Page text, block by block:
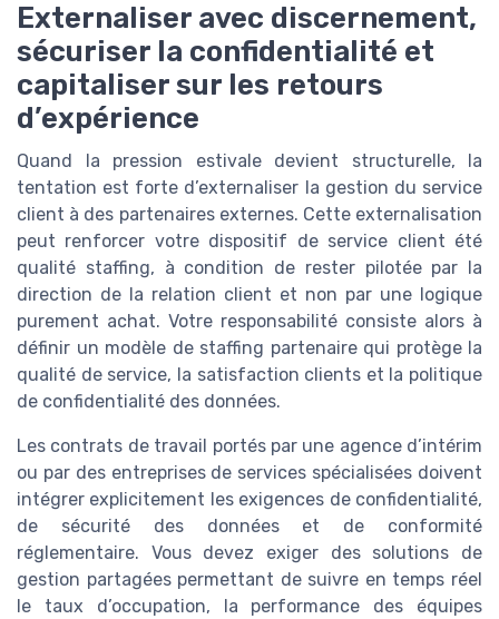
Externaliser avec discernement,
sécuriser la confidentialité et
capitaliser sur les retours
d’expérience
Quand la pression estivale devient structurelle, la
tentation est forte d’externaliser la gestion du service
client à des partenaires externes. Cette externalisation
peut renforcer votre dispositif de service client été
qualité staffing, à condition de rester pilotée par la
direction de la relation client et non par une logique
purement achat. Votre responsabilité consiste alors à
définir un modèle de staffing partenaire qui protège la
qualité de service, la satisfaction clients et la politique
de confidentialité des données.
Les contrats de travail portés par une agence d’intérim
ou par des entreprises de services spécialisées doivent
intégrer explicitement les exigences de confidentialité,
de sécurité des données et de conformité
réglementaire. Vous devez exiger des solutions de
gestion partagées permettant de suivre en temps réel
le taux d’occupation, la performance des équipes